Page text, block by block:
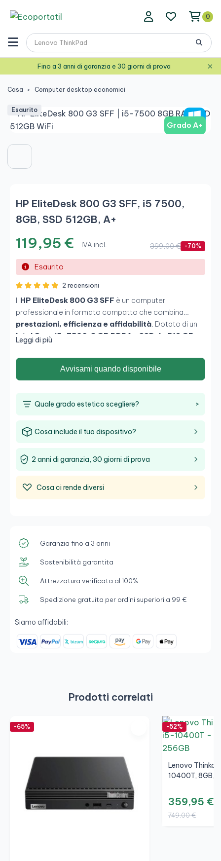
0
Fino a 3 anni di garanzia e 30 giorni di prova ×
Casa Computer desktop economici
Grado A+
Esaurito
HP EliteDesk 800 G3 SFF, i5 7500,
8GB, SSD 512GB, A+
119,95 € IVA incl. 399,00 € -70%
Esaurito
2 recensioni
Il HP EliteDesk 800 G3 SFF è un computer
professionale in formato compatto che combina
prestazioni, efficienza e affidabilità. Dotato di un
Intel Core i5-7500 8 GB DDR4 SSD da 512 GB
per uffici, aziende o smart working. Il suo design Small
Form Factor consente di risparmiare spazio senza
rinunciare a potenza né connettività, includendoWiFi
Leggi di più
Avvisami quando disponibile
Quale grado estetico scegliere? >
Cosa include il tuo dispositivo?
2 anni di garanzia, 30 giorni di prova
Cosa ci rende diversi
Garanzia fino a 3 anni
Sostenibilità garantita
Attrezzatura verificata al 100%.
Spedizione gratuita per ordini superiori a 99 €
Siamo affidabili:
Prodotti correlati
-65% -52%
Lenovo
10400T, 8GB,
359,95 €
749,00 €